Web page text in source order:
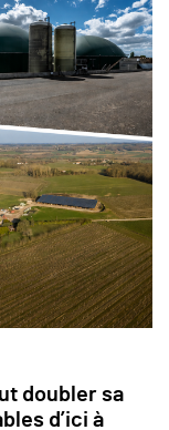
doubler sa
d’ici à